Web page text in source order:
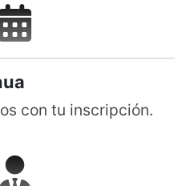
con tu inscripción.